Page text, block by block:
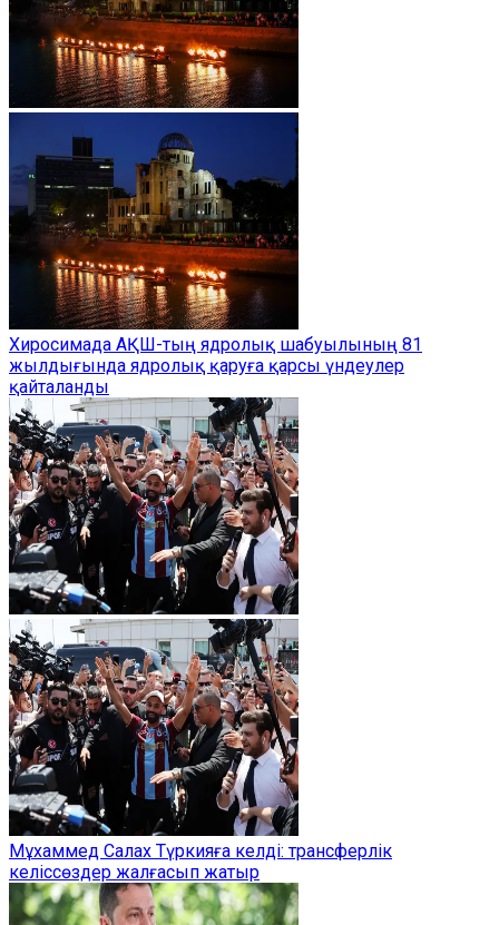
Хиросимада АҚШ-тың ядролық шабуылының 81
жылдығында ядролық қаруға қарсы үндеулер
қайталанды
Мұхаммед Салах Түркияға келді: трансферлік
келіссөздер жалғасып жатыр